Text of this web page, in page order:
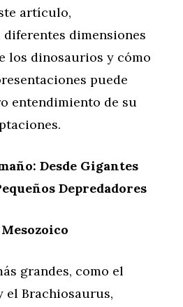
artículo,
diferentes dimensiones
los dinosaurios y cómo
puede
entendimiento de su
Desde Gigantes
Depredadores
grandes, como el
el Brachiosaurus,